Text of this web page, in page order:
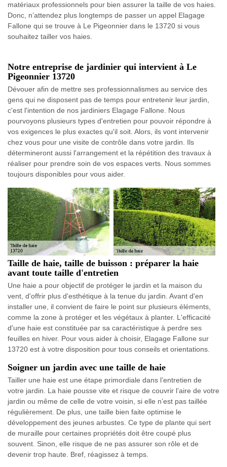
matériaux professionnels pour bien assurer la taille de vos haies.
Donc, n’attendez plus longtemps de passer un appel Elagage
Fallone qui se trouve à Le Pigeonnier dans le 13720 si vous
souhaitez tailler vos haies.
Notre entreprise de jardinier qui intervient à Le
Pigeonnier 13720
Dévouer afin de mettre ses professionnalismes au service des
gens qui ne disposent pas de temps pour entretenir leur jardin,
c'est l'intention de nos jardiniers Elagage Fallone. Nous
pourvoyons plusieurs types d'entretien pour pouvoir répondre à
vos exigences le plus exactes qu'il soit. Alors, ils vont intervenir
chez vous pour une visite de contrôle dans votre jardin. Ils
détermineront aussi l'arrangement et la répétition des travaux à
réaliser pour prendre soin de vos espaces verts. Nous sommes
toujours disponibles pour vous aider.
Taille de haie, taille de buisson : préparer la haie
avant toute taille d'entretien
Une haie a pour objectif de protéger le jardin et la maison du
vent, d'offrir plus d'esthétique à la tenue du jardin. Avant d'en
installer une, il convient de faire le point sur plusieurs éléments,
comme la zone à protéger et les végétaux à planter. L'efficacité
d'une haie est constituée par sa caractéristique à perdre ses
feuilles en hiver. Pour vous aider à choisir, Elagage Fallone sur
13720 est à votre disposition pour tous conseils et orientations.
Soigner un jardin avec une taille de haie
Tailler une haie est une étape primordiale dans l’entretien de
votre jardin. La haie pousse vite et risque de couvrir l’aire de votre
jardin ou même de celle de votre voisin, si elle n’est pas taillée
régulièrement. De plus, une taille bien faite optimise le
développement des jeunes arbustes. Ce type de plante qui sert
de muraille pour certaines propriétés doit être coupé plus
souvent. Sinon, elle risque de ne pas assurer son rôle et de
devenir trop haute. Bref, réagissez à temps.